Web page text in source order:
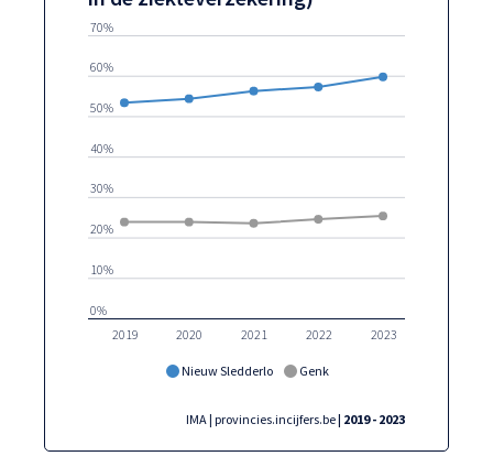
Nieuw Sledderlo Genk
2019 2020 2021 2022 2023
0%
10%
20%
30%
40%
50%
60%
70%
IMA | provincies.incijfers.be| 2019 - 2023